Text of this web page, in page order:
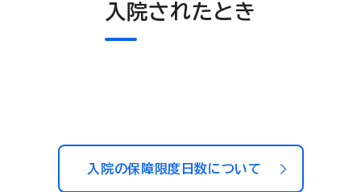
入院されたとき
入院の保障限度日数について